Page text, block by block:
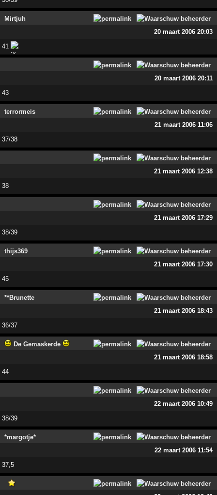
Mirtjuh
20 maart 2006 20:03
41
20 maart 2006 20:11
43
terrormeis
21 maart 2006 11:06
37/38
21 maart 2006 12:38
38
21 maart 2006 17:29
38/39
thijs369
21 maart 2006 17:30
45
**Brunette
21 maart 2006 18:43
36/37
De Gemaskerde
21 maart 2006 18:58
44
22 maart 2006 10:49
38/39
*margotje*
22 maart 2006 11:54
37,5